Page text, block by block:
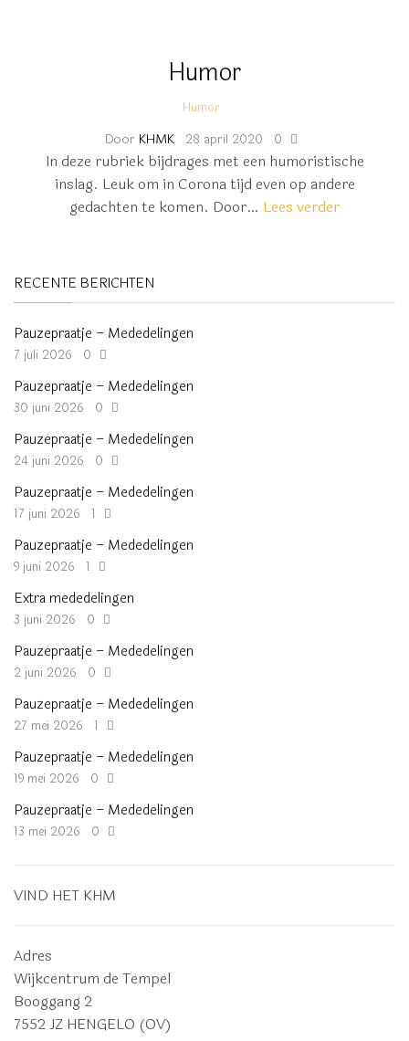
Humor
Humor
Door KHMK 28 april 2020 0
In deze rubriek bijdrages met een humoristische
inslag. Leuk om in Corona tijd even op andere
gedachten te komen. Door… Lees verder
RECENTE BERICHTEN
Pauzepraatje – Mededelingen
7 juli 2026 0
Pauzepraatje – Mededelingen
30 juni 2026 0
Pauzepraatje – Mededelingen
24 juni 2026 0
Pauzepraatje – Mededelingen
17 juni 2026 1
Pauzepraatje – Mededelingen
9 juni 2026 1
Extra mededelingen
3 juni 2026 0
Pauzepraatje – Mededelingen
2 juni 2026 0
Pauzepraatje – Mededelingen
27 mei 2026 1
Pauzepraatje – Mededelingen
19 mei 2026 0
Pauzepraatje – Mededelingen
13 mei 2026 0
VIND HET KHM
Adres
Wijkcentrum de Tempel
Booggang 2
7552 JZ HENGELO (OV)